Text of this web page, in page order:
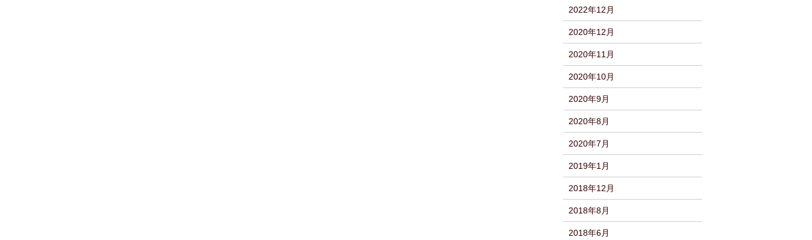
2022年12月
2020年12月
2020年11月
2020年10月
2020年9月
2020年8月
2020年7月
2019年1月
2018年12月
2018年8月
2018年6月